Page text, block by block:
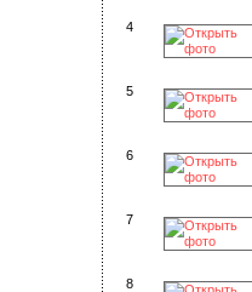
4
5
6
7
8